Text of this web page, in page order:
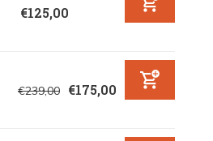
€125,00
€239,00 €175,00